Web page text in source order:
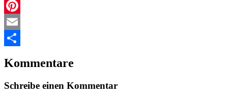
Flipboard
Pinterest
Email
Kommentare
Schreibe einen Kommentar